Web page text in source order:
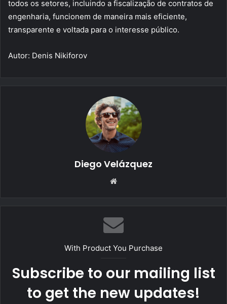
todos os setores, incluindo a fiscalização de contratos de
engenharia, funcionem de maneira mais eficiente,
transparente e voltada para o interesse público.
Autor: Denis Nikiforov
Diego Velázquez
Website
With Product You Purchase
Subscribe to our mailing list
to get the new updates!